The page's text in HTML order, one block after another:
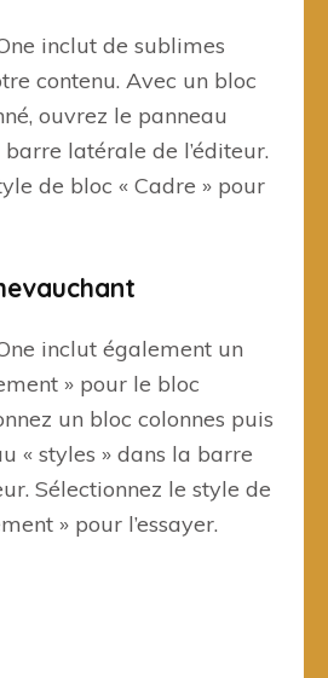
inclut de sublimes
contenu. Avec un bloc
ouvrez le panneau
barre latérale de l’éditeur.
de bloc « Cadre » pour
inclut également un
» pour le bloc
un bloc colonnes puis
« styles » dans la barre
Sélectionnez le style de
» pour l’essayer.